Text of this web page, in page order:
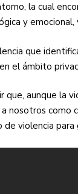
la cual
y
que
el ámbito
que, aunque la
nosotros como
violencia para